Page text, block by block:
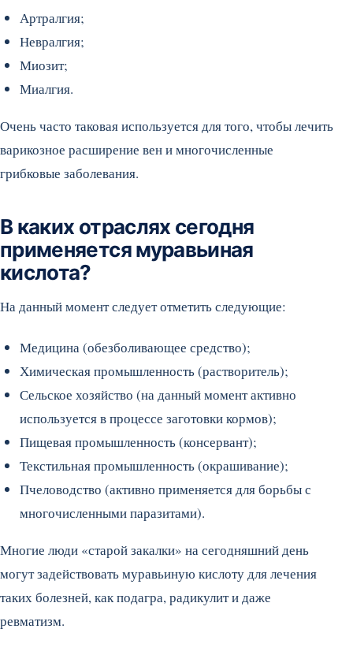
Артралгия;
Невралгия;
Миозит;
Миалгия.
Очень часто таковая используется для того, чтобы лечить
варикозное расширение вен и многочисленные
грибковые заболевания.
В каких отраслях сегодня
применяется муравьиная
кислота?
На данный момент следует отметить следующие:
Медицина (обезболивающее средство);
Химическая промышленность (растворитель);
Сельское хозяйство (на данный момент активно
используется в процессе заготовки кормов);
Пищевая промышленность (консервант);
Текстильная промышленность (окрашивание);
Пчеловодство (активно применяется для борьбы с
многочисленными паразитами).
Многие люди «старой закалки» на сегодняшний день
могут задействовать муравьиную кислоту для лечения
таких болезней, как подагра, радикулит и даже
ревматизм.